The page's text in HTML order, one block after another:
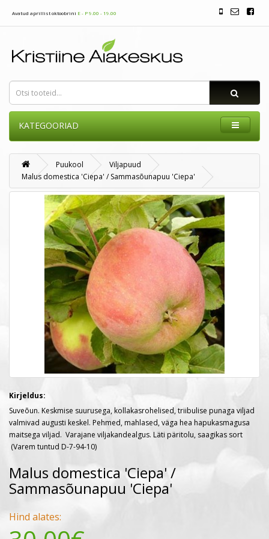
Avatud aprillist oktoobrini E - P 9.00 - 19.00
KATEGOORIAD
Puukool
Viljapuud
Malus domestica 'Ciepa' / Sammasõunapuu 'Ciepa'
Kirjeldus:
Suveõun. Keskmise suurusega, kollakasrohelised, triibulise punaga viljad
valmivad augusti keskel. Pehmed, mahlased, väga hea hapukasmagusa
maitsega viljad. Varajane viljakandealgus. Läti päritolu, saagikas sort
(Varem tuntud D-7-94-10)
Malus domestica 'Ciepa' /
Sammasõunapuu 'Ciepa'
Hind alates: